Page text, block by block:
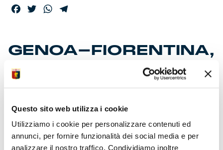
Questo sito web utilizza i cookie
Utilizziamo i cookie per personalizzare contenuti ed
annunci, per fornire funzionalità dei social media e per
analizzare il nostro traffico. Condividiamo inoltre
Facebook
TwitterWhatsApp
GENOA-FIORENTINA,
LA PREVENDITA
Tagliandi anche al T.O. Porto Antico e Store di
Chiavari
Possibilità rivendita posti per abbonati tramite sito
ufficiale